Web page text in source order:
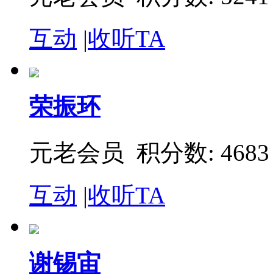
互动 |收听TA
荣振环
元老会员 积分数: 4683
互动 |收听TA
谢锡宙